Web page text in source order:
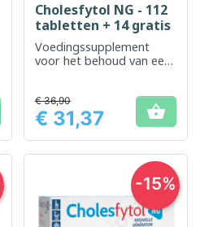
Cholesfytol NG - 112
tabletten + 14 gratis
Voedingssupplement
voor het behoud van een
Prijs
€ 36,90
€ 31,37 
-15%